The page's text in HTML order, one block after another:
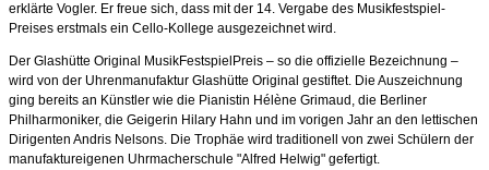
erklärte Vogler. Er freue sich, dass mit der 14. Vergabe des Musikfestspiel-
Preises erstmals ein Cello-Kollege ausgezeichnet wird.
Der Glashütte Original MusikFestspielPreis – so die offizielle Bezeichnung –
wird von der Uhrenmanufaktur Glashütte Original gestiftet. Die Auszeichnung
ging bereits an Künstler wie die Pianistin Hélène Grimaud, die Berliner
Philharmoniker, die Geigerin Hilary Hahn und im vorigen Jahr an den lettischen
Dirigenten Andris Nelsons. Die Trophäe wird traditionell von zwei Schülern der
manufaktureigenen Uhrmacherschule "Alfred Helwig" gefertigt.